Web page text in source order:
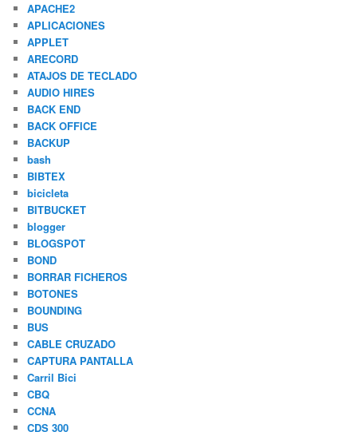
APACHE2
APLICACIONES
APPLET
ARECORD
ATAJOS DE TECLADO
AUDIO HIRES
BACK END
BACK OFFICE
BACKUP
bash
BIBTEX
bicicleta
BITBUCKET
blogger
BLOGSPOT
BOND
BORRAR FICHEROS
BOTONES
BOUNDING
BUS
CABLE CRUZADO
CAPTURA PANTALLA
Carril Bici
CBQ
CCNA
CDS 300